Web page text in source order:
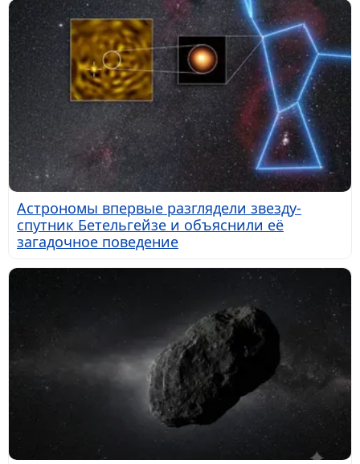
Астрономы впервые разглядели звезду-
спутник Бетельгейзе и объяснили её
загадочное поведение